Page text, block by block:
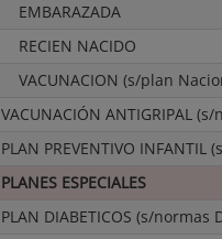
EMBARAZADA
RECIEN NACIDO
VACUNACION (s/plan
VACUNACIÓN ANTIGRIPAL
PLAN PREVENTIVO INFANTIL
PLANES ESPECIALES
PLAN DIABETICOS (s/normas